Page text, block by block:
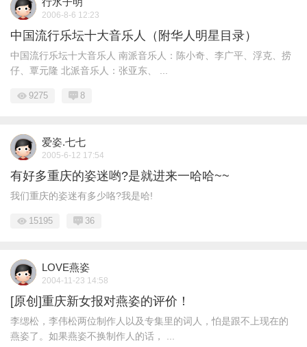
2006-8-6 12:23
中国流行乐坛十大音乐人（附华人明星目录）
中国流行乐坛十大音乐人 南派音乐人：陈小奇、李广平、浮克、捞
仔、覃元隆 北派音乐人：张亚东、 ...
9275 8
爱姿.七七
2005-6-12 17:54
有好多重庆的姿迷哟?是就进来一哈哈~~
我们重庆的姿迷有多少咯?我是哈!
15195 36
LOVE燕姿
2004-11-23 14:58
[原创]重庆新女报对燕姿的评价！
李缌松，李伟松两位制作人以及专集里的词人，怕是跟不上现在的
燕姿了。如果燕姿不换制作人的话， ...